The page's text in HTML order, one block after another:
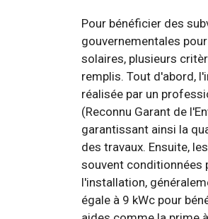
Pour bénéficier des
gouvernementales
solaires, plusieurs
remplis. Tout d'abord,
réalisée par un
(Reconnu Garant de
garantissant ainsi la
des travaux. Ensuite,
souvent conditionnées
l'installation,
égale à 9 kWc pour